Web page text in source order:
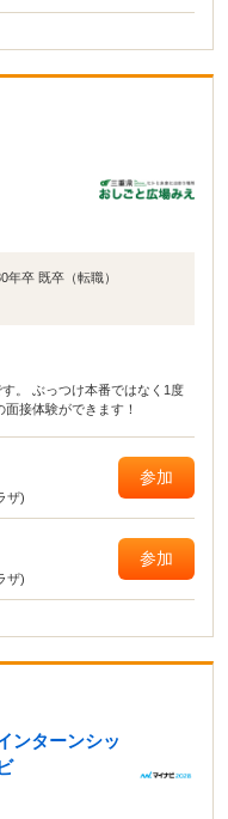
年卒 既卒（転職）
。 ぶっつけ本番ではなく1度
接体験ができます！
ザ)
参加
ザ)
参加
ンターンシッ